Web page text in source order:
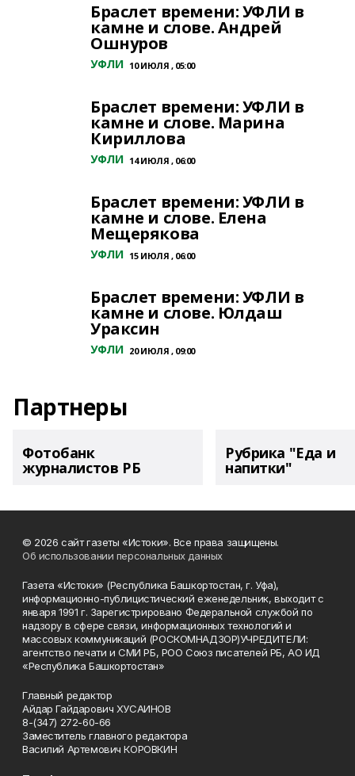
Браслет времени: УФЛИ в
камне и слове. Андрей
Ошнуров
УФЛИ 10 ИЮЛЯ , 05:00
Браслет времени: УФЛИ в
камне и слове. Марина
Кириллова
УФЛИ 14 ИЮЛЯ , 06:00
Браслет времени: УФЛИ в
камне и слове. Елена
Мещерякова
УФЛИ 15 ИЮЛЯ , 06:00
Браслет времени: УФЛИ в
камне и слове. Юлдаш
Ураксин
УФЛИ 20 ИЮЛЯ , 09:00
Партнеры
Фотобанк
журналистов РБ
Рубрика "Еда и
напитки"
© 2026 сайт газеты «Истоки». Все права защищены.
Об использовании персональных данных
Газета «Истоки» (Республика Башкортостан, г. Уфа),
информационно-публицистический еженедельник, выходит с
января 1991 г. Зарегистрировано Федеральной службой по
надзору в сфере связи, информационных технологий и
массовых коммуникаций (РОСКОМНАДЗОР)УЧРЕДИТЕЛИ:
агентство печати и СМИ РБ, РОО Союз писателей РБ, АО ИД
«Республика Башкортостан»
Главный редактор
Айдар Гайдарович ХУСАИНОВ
8-(347) 272-60-66
Заместитель главного редактора
Василий Артемович КОРОВКИН